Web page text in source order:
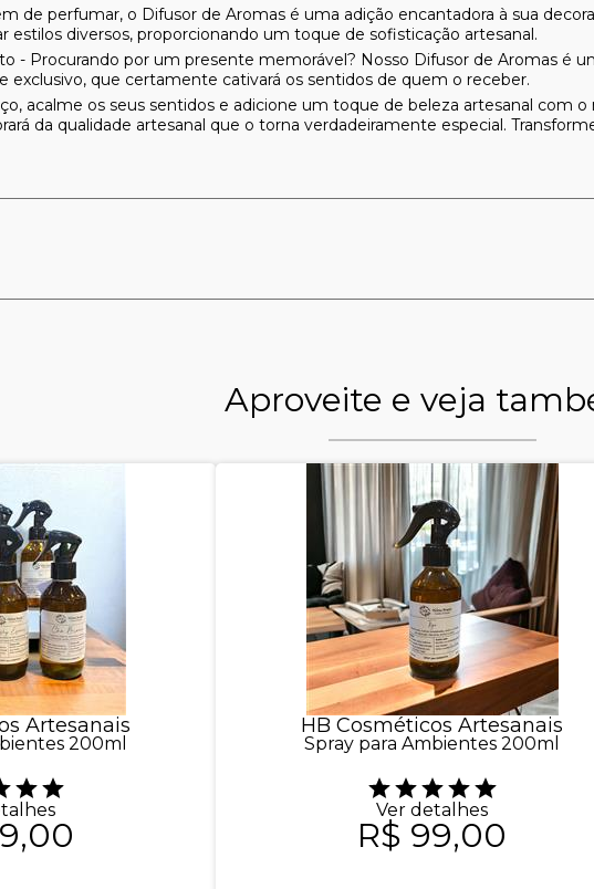
de perfumar, o Difusor de Aromas é uma adição encantadora à sua
diversos, proporcionando um toque de sofisticação artesanal.
- Procurando por um presente memorável? Nosso Difusor de Aromas é
exclusivo, que certamente cativará os sentidos de quem o receber.
acalme os seus sentidos e adicione um toque de beleza artesanal com
da qualidade artesanal que o torna verdadeiramente especial.
Aproveite e veja
Artesanais
200ml
HB Cosméticos Artesanais
Spray para Ambientes 200ml
Ver detalhes
R$ 99,00